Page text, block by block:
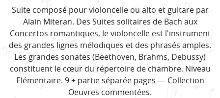
Suite composé pour violoncelle ou alto et guitare par
Alain Miteran. Des Suites solitaires de Bach aux
Concertos romantiques, le violoncelle est l'instrument
des grandes lignes mélodiques et des phrasés amples.
Les grandes sonates (Beethoven, Brahms, Debussy)
constituent le cœur du répertoire de chambre. Niveau
Elémentaire. 9 + partie séparée pages — Collection
Oeuvres commentées.